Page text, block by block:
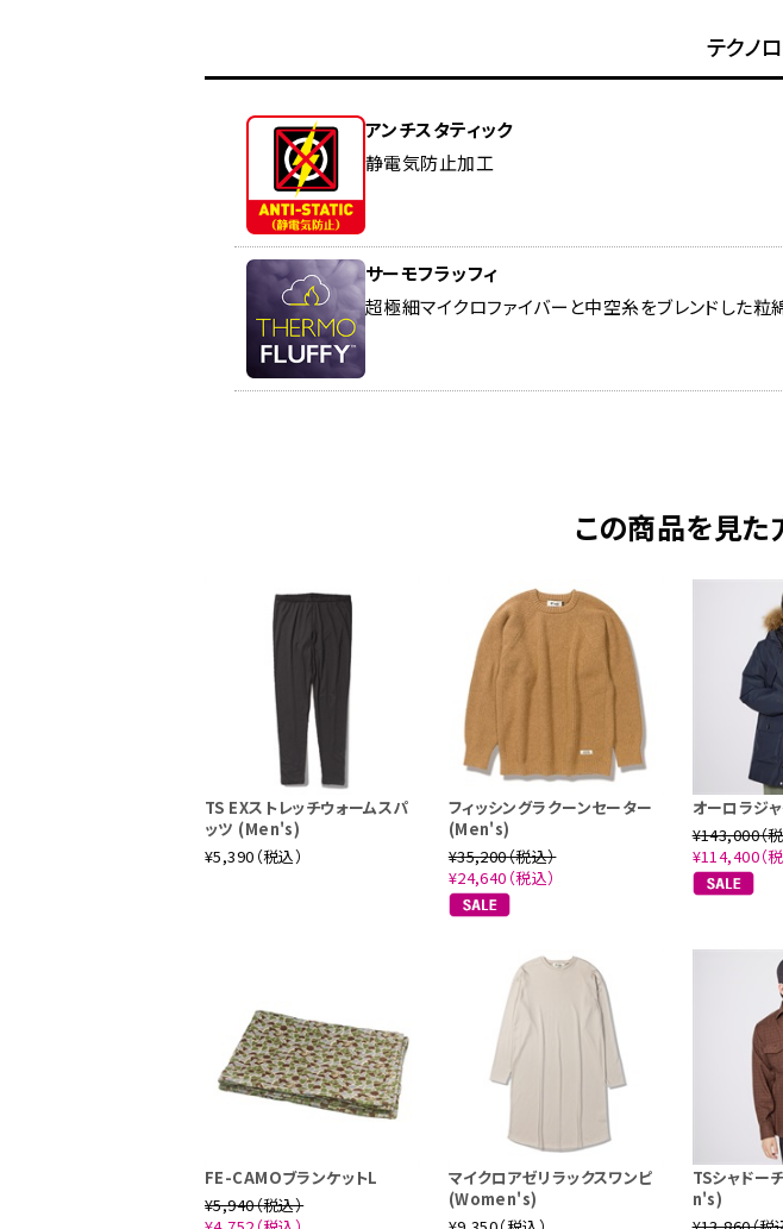
テクノ
アンチスタティック
静電気防止加工
サーモフラッフィ
超極細マイクロファイバーと中空糸をブレンドした
この商品を見
TS EXストレッチウォームスパ
ッツ (Men's)
¥5,390（税込）
フィッシングラクーンセーター
(Men's)
¥35,200（税込）
¥24,640（税込）
オーロラジ
¥143,000（
¥114,400（税
FE-CAMOブランケットL
¥5,940（税込）
マイクロアゼリラックスワンピ
(Women's)
TSシャドー
n's)